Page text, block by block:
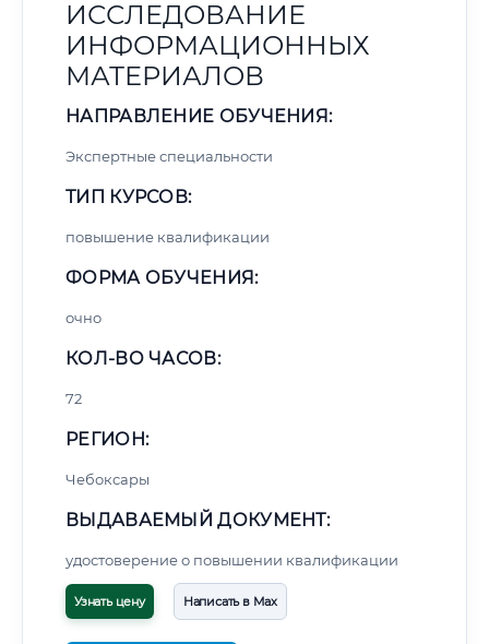
ИССЛЕДОВАНИЕ
ИНФОРМАЦИОННЫХ
МАТЕРИАЛОВ
НАПРАВЛЕНИЕ ОБУЧЕНИЯ:
Экспертные специальности
ТИП КУРСОВ:
повышение квалификации
ФОРМА ОБУЧЕНИЯ:
очно
КОЛ-ВО ЧАСОВ:
72
РЕГИОН:
Чебоксары
ВЫДАВАЕМЫЙ ДОКУМЕНТ:
удостоверение о повышении квалификации
Узнать цену Написать в Max